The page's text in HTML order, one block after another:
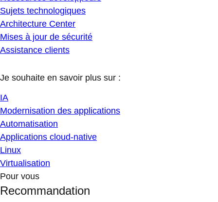
Sujets technologiques
Architecture Center
Mises à jour de sécurité
Assistance clients
Je souhaite en savoir plus sur :
IA
Modernisation des applications
Automatisation
Applications cloud-native
Linux
Virtualisation
Pour vous
Recommandation